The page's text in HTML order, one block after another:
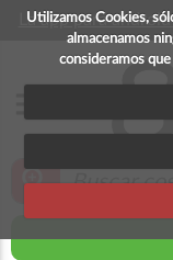
Utilizamos Cookies,
almacenamos
consideramos
La app para
zoom_in